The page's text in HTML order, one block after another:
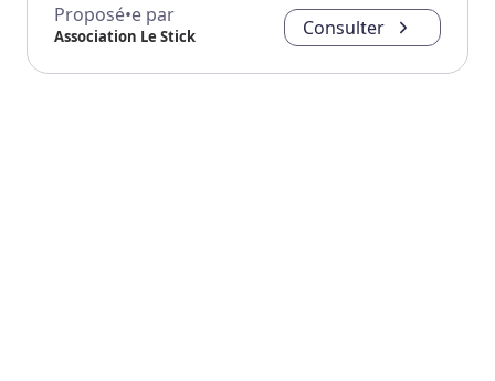
Proposé•e par
Association Le Stick Consulter